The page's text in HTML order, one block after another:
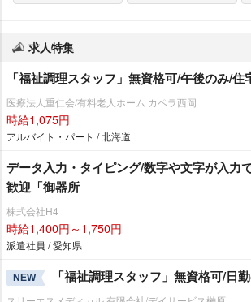
求人特集
「福祉調理スタッフ」無資格可/午後のみ/
医療法人重仁会/有料老人ホーム カペラ西岡
時給1,075円
アルバイト・パート / 北海道
データ入力・タイピング/数字や文字が入力
歓迎「御器所
株式会社H4
時給1,400円～1,750円
派遣社員 / 愛知県
NEW 「福祉調理スタッフ」無資格可/日